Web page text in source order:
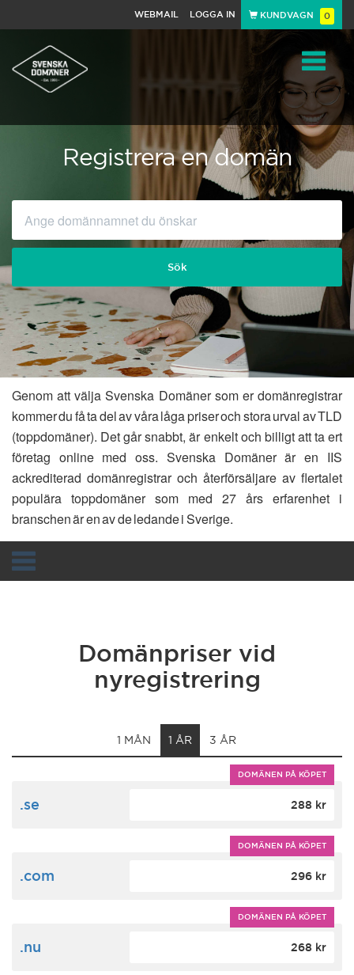
WEBMAIL LOGGA IN KUNDVAGN 0
Toggle
Registrera en domän
Sök
Genom att välja Svenska Domäner som er domänregistrar
kommer du få ta del av våra låga priser och stora urval av TLD
(toppdomäner). Det går snabbt, är enkelt och billigt att ta ert
företag online med oss. Svenska Domäner är en IIS
ackrediterad domänregistrar och återförsäljare av flertalet
populära toppdomäner som med 27 års erfarenhet i
branschen är en av de ledande i Sverige.
Domänpriser vid
nyregistrering
1 MÅN 1 ÅR 3 ÅR
DOMÄNEN PÅ KÖPET
.se 288 kr
DOMÄNEN PÅ KÖPET
.com 296 kr
DOMÄNEN PÅ KÖPET
.nu 268 kr